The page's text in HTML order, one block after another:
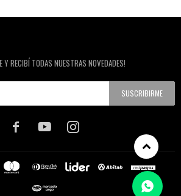
Y RECIBÍ TODAS NUESTRAS NOVEDADES!
SUSCRIBIRME
  